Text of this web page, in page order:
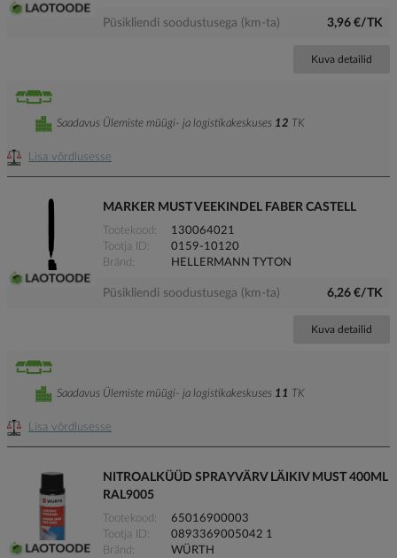
Püsikliendi soodustusega (km-ta) 3,96 €/TK
Kuva detailid
Lisa võrdlusesse
Saadavus Ülemiste müügi- ja logistikakeskuses 12 TK
MARKER MUST VEEKINDEL FABER CASTELL
Tootekood
130064021
Tootja ID
0159-10120
Bränd
HELLERMANN TYTON
Püsikliendi soodustusega (km-ta) 6,26 €/TK
Kuva detailid
Lisa võrdlusesse
Saadavus Ülemiste müügi- ja logistikakeskuses 11 TK
NITROALKÜÜD SPRAYVÄRV LÄIKIV MUST 400ML
RAL9005
Tootekood
65016900003
Tootja ID
0893369005042 1
Bränd
WÜRTH